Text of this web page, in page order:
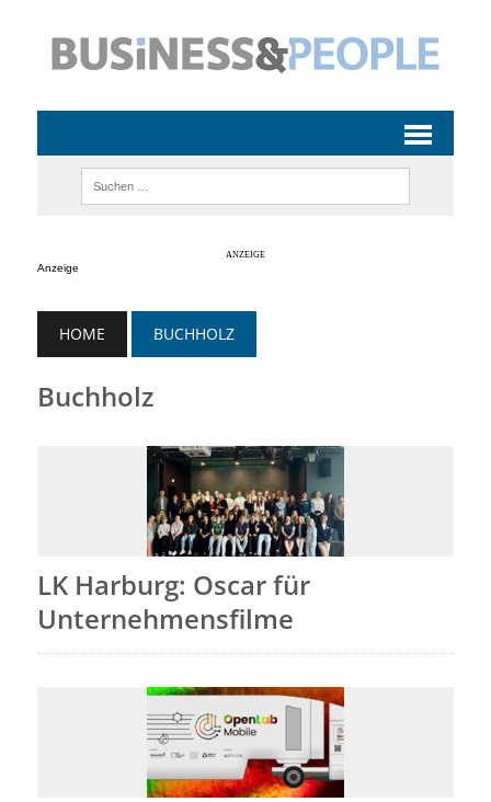
Anzeige
HOME BUCHHOLZ
Buchholz
LK Harburg: Oscar für
Unternehmensfilme